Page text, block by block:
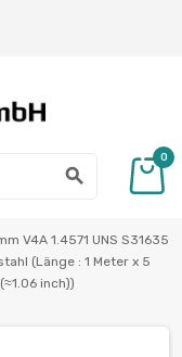
search
0
V4A 1.4571 UNS S31635
(Länge : 1 Meter x 5
inch))